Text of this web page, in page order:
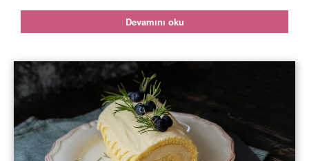
Devamını oku